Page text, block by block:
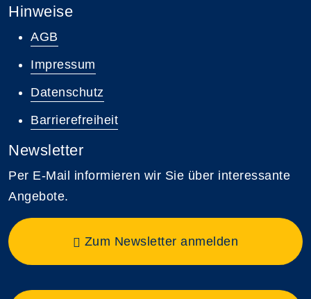
Hinweise
AGB
Impressum
Datenschutz
Barrierefreiheit
Newsletter
Per E-Mail informieren wir Sie über interessante
Angebote.
Zum Newsletter anmelden